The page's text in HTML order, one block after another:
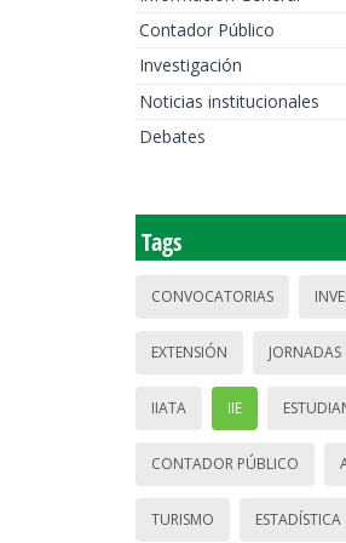
Contador Público
Investigación
Noticias institucionales
Debates
Tags
CONVOCATORIAS
EXTENSIÓN JORNADAS
IIATA IIE
CONTADOR PÚBLICO
TURISMO ESTADÍSTICA